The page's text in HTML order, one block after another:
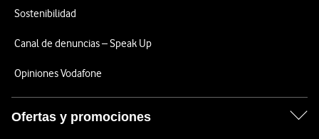
Sostenibilidad
Canal de denuncias – Speak Up
Opiniones Vodafone
Ofertas y promociones